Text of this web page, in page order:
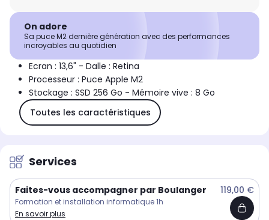
On adore
Sa puce M2 dernière génération avec des performances
incroyables au quotidien
Ecran : 13,6" - Dalle : Retina
Processeur : Puce Apple M2
Stockage : SSD 256 Go - Mémoire vive : 8 Go
Toutes les caractéristiques
Services
Faites-vous accompagner par Boulanger 119,00 €
Formation et installation informatique 1h
En savoir plus